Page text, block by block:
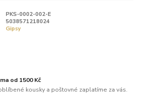
PKS-0002-002-E
5038571218024
Gipsy
od 1500 Kč
kousky a poštovné zaplatíme za vás.